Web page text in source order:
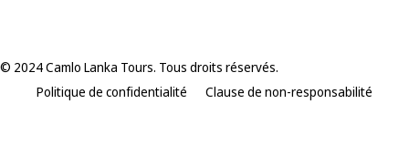
© 2024 Camlo Lanka Tours. Tous droits réservés.
Politique de confidentialité
Clause de non-responsabilité